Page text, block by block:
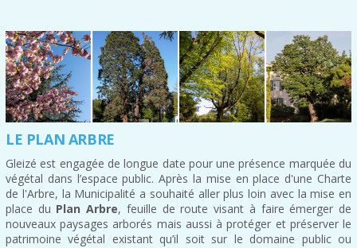
LE PLAN ARBRE
Gleizé est engagée de longue date pour une présence marquée du
végétal dans l’espace public. Après la mise en place d'une Charte
de l'Arbre, la Municipalité a souhaité aller plus loin avec la mise en
place du Plan Arbre, feuille de route visant à faire émerger de
nouveaux paysages arborés mais aussi à protéger et préserver le
patrimoine végétal existant qu’il soit sur le domaine public ou